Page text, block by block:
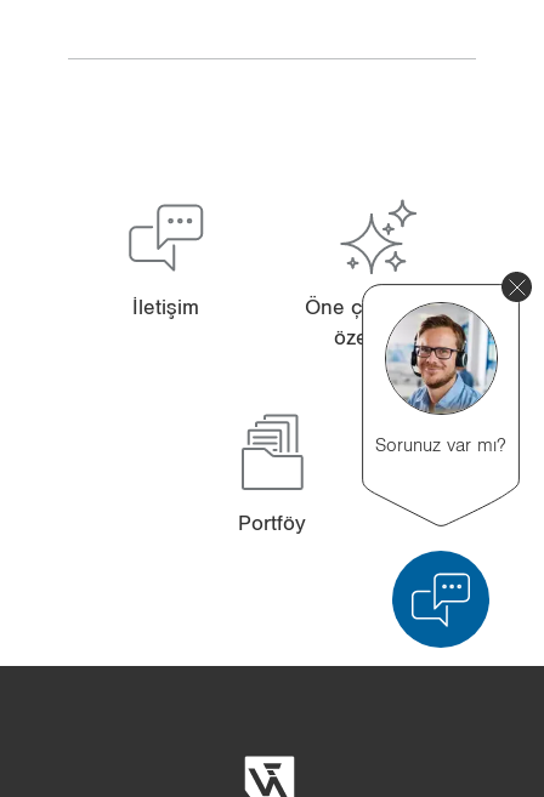
İle­ti­şim
Öne çıkan ürün
özel­lik­le­ri
Port­föy
Sorunuz var mı?